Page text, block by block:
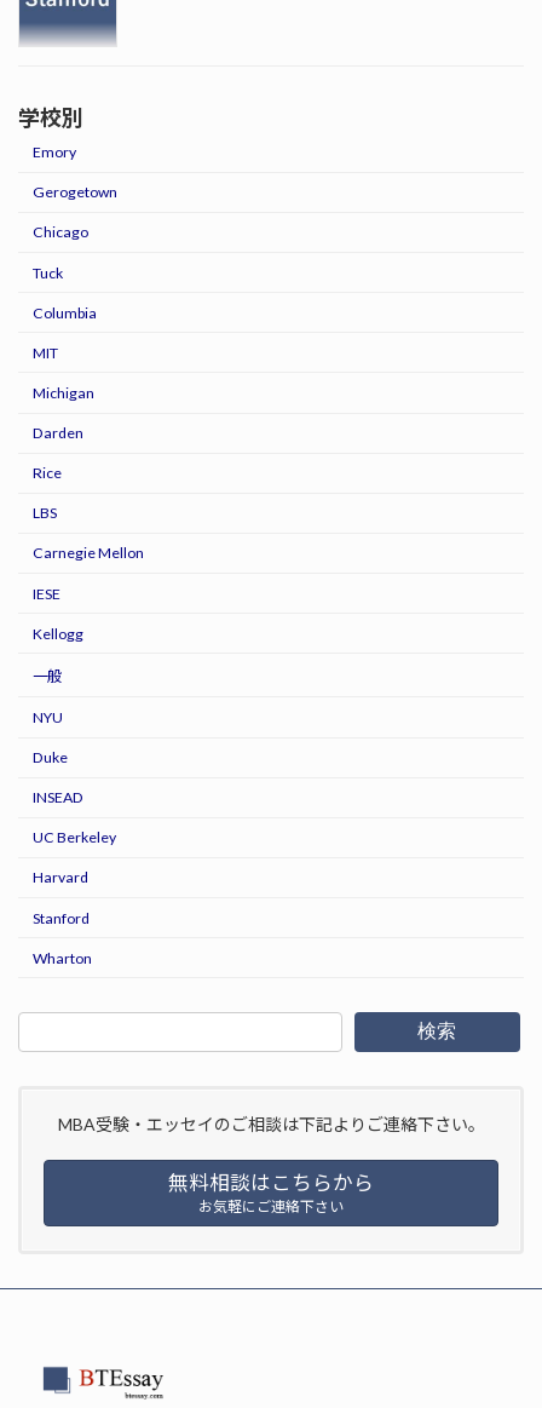
学校別
Emory
Gerogetown
Chicago
Tuck
Columbia
MIT
Michigan
Darden
Rice
LBS
Carnegie Mellon
IESE
Kellogg
一般
NYU
Duke
INSEAD
UC Berkeley
Harvard
Stanford
Wharton
検索
MBA受験・エッセイのご相談は下記よりご連絡下さい。
無料相談はこちらから
お気軽にご連絡下さい